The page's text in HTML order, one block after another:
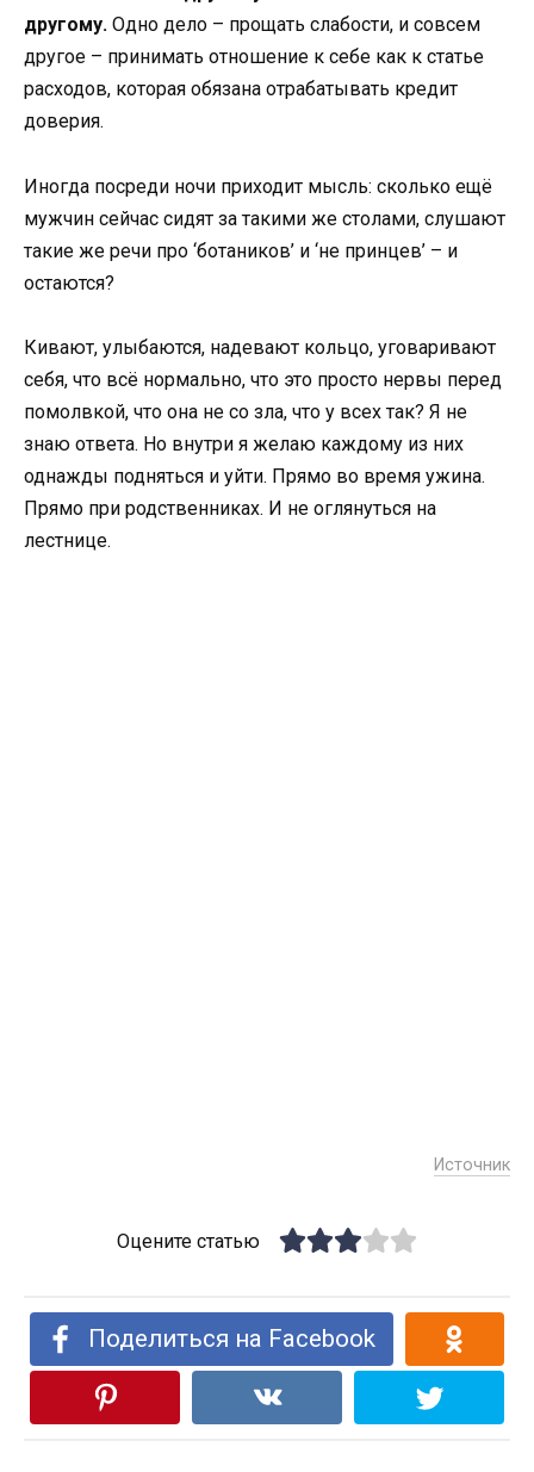
другому. Одно дело – прощать слабости, и совсем
другое – принимать отношение к себе как к статье
расходов, которая обязана отрабатывать кредит
доверия.
Иногда посреди ночи приходит мысль: сколько ещё
мужчин сейчас сидят за такими же столами, слушают
такие же речи про ‘ботаников’ и ‘не принцев’ – и
остаются?
Кивают, улыбаются, надевают кольцо, уговаривают
себя, что всё нормально, что это просто нервы перед
помолвкой, что она не со зла, что у всех так? Я не
знаю ответа. Но внутри я желаю каждому из них
однажды подняться и уйти. Прямо во время ужина.
Прямо при родственниках. И не оглянуться на
лестнице.
Источник
Оцените статью
Поделиться на Facebook